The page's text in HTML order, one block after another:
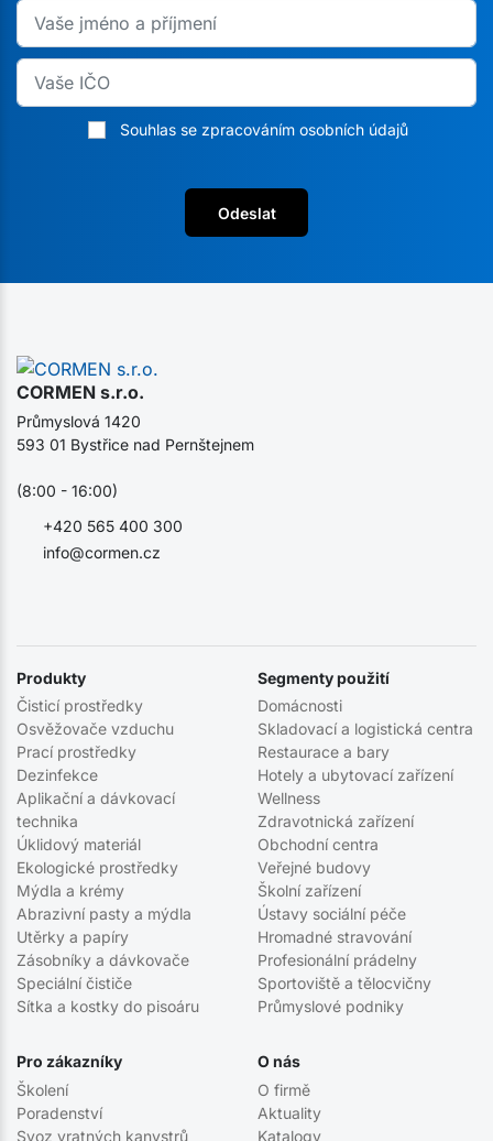
Souhlas se zpracováním osobních údajů
Odeslat
CORMEN s.r.o.
info@cormen.cz
+420 565 400 300
Průmyslová 1420
593 01 Bystřice nad Pernštejnem
(8:00 - 16:00)
Produkty
Čisticí prostředky
Osvěžovače vzduchu
Prací prostředky
Dezinfekce
Aplikační a dávkovací
technika
Úklidový materiál
Ekologické prostředky
Mýdla a krémy
Abrazivní pasty a mýdla
Utěrky a papíry
Zásobníky a dávkovače
Speciální čističe
Sítka a kostky do pisoáru
Segmenty použití
Domácnosti
Skladovací a logistická centra
Restaurace a bary
Hotely a ubytovací zařízení
Wellness
Zdravotnická zařízení
Obchodní centra
Veřejné budovy
Školní zařízení
Ústavy sociální péče
Hromadné stravování
Profesionální prádelny
Sportoviště a tělocvičny
Průmyslové podniky
Pro zákazníky
Školení
Poradenství
Svoz vratných kanystrů
O nás
O firmě
Aktuality
Katalogy